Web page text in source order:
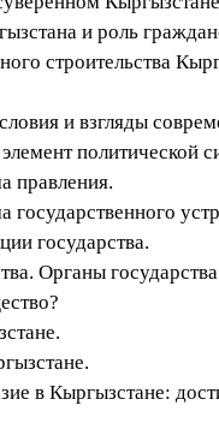
и роль
строительства
и взгляды
политической
правления.
государства.
Органы
в Кыргызстане: